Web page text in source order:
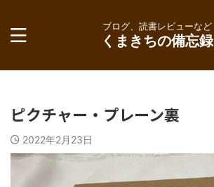
ブログ、読書レビューなど
くまきちの備忘録
ピクチャー・プレーン裏
2022年2月23日